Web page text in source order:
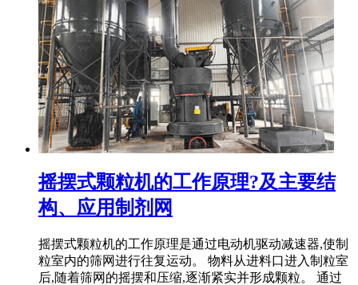
摇摆式颗粒机的工作原理?及主要结
构、应用制剂网
摇摆式颗粒机的工作原理‌是通过电动机驱动减速器,使制
粒室内的筛网进行往复运动。 物料从进料口进入制粒室
后,随着筛网的摇摆和压缩,逐渐紧实并形成颗粒。 通过